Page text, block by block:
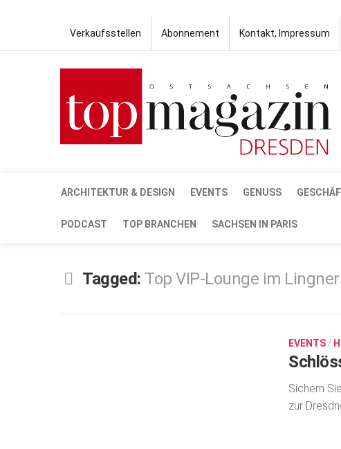
Verkaufsstellen Abonnement Kontakt, Impressum
ARCHITEKTUR & DESIGN EVENTS GENUSS
PODCAST TOP BRANCHEN SACHSEN IN PARIS
Tagged: Top VIP-Lounge im
EVENTS /
Sichern
zur